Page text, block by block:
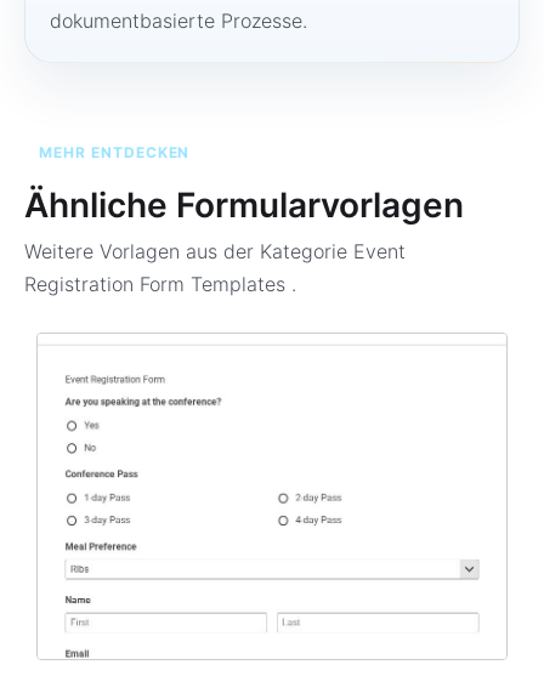
dokumentbasierte Prozesse.
MEHR ENTDECKEN
Ähnliche Formularvorlagen
Weitere Vorlagen aus der Kategorie Event
Registration Form Templates .